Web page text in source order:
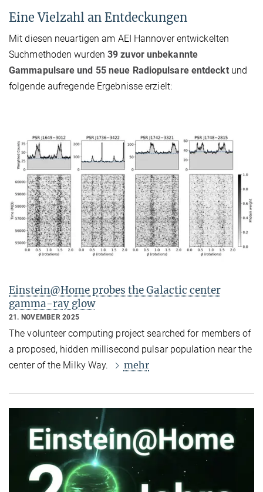
Eine Vielzahl an Entdeckungen
Mit diesen neuartigen am AEI Hannover entwickelten
Suchmethoden wurden39 zuvor unbekannte
Gammapulsare und 55 neue Radiopulsare entdecktund
folgende aufregende Ergebnisse erzielt:
Einstein@Home probes the Galactic center
gamma-ray glow
21. NOVEMBER 2025
The volunteer computing project searched for members of
a proposed, hidden millisecond pulsar population near the
center of the Milky Way.
mehr